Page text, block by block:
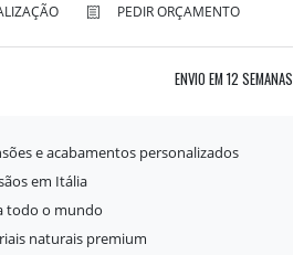
PEDIR ORÇAMENTO
ENVIO EM 12 SEMANAS
e acabamentos personalizados
em Itália
todo o mundo
naturais premium